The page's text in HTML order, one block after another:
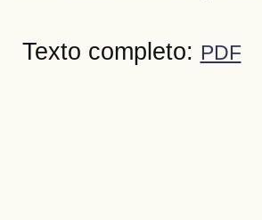
Texto completo: PDF